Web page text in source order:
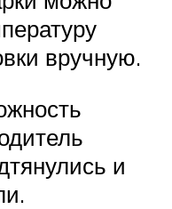
вручную.
и